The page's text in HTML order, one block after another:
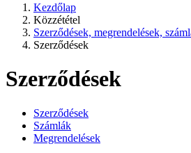
Kezdőlap
Közzététel
Szerződések, megrendelések,
Szerződések
Szerződések
Szerződések
Számlák
Megrendelések